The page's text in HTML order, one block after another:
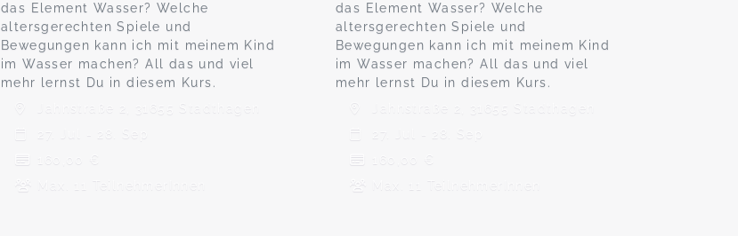
das Element Wasser? Welche
altersgerechten Spiele und
Bewegungen kann ich mit meinem Kind
im Wasser machen? All das und viel
mehr lernst Du in diesem Kurs.
Jahnstraße 2, 31655 Stadthagen
27. Jul - 28. Sep
160,00 €
Max. 11 TeilnehmerInnen
das Element Wasser? Welche
altersgerechten Spiele und
Bewegungen kann ich mit meinem Kind
im Wasser machen? All das und viel
mehr lernst Du in diesem Kurs.
Jahnstraße 2, 31655 Stadthagen
27. Jul - 28. Sep
160,00 €
Max. 11 TeilnehmerInnen